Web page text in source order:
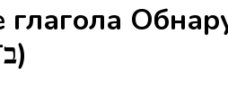
замечать (ב־)